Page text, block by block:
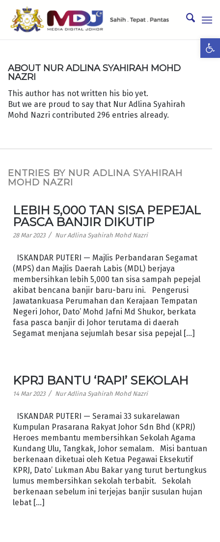
ABOUT NUR ADLINA SYAHIRAH MOHD
NAZRI
This author has not written his bio yet.
But we are proud to say that Nur Adlina Syahirah
Mohd Nazri contributed 296 entries already.
ENTRIES BY NUR ADLINA SYAHIRAH
MOHD NAZRI
LEBIH 5,000 TAN SISA PEPEJAL
PASCA BANJIR DIKUTIP
28 Mar 2023 / Nur Adlina Syahirah Mohd Nazri
ISKANDAR PUTERI — Majlis Perbandaran Segamat
(MPS) dan Majlis Daerah Labis (MDL) berjaya
membersihkan lebih 5,000 tan sisa sampah pepejal
akibat bencana banjir baru-baru ini. Pengerusi
Jawatankuasa Perumahan dan Kerajaan Tempatan
Negeri Johor, Dato’ Mohd Jafni Md Shukor, berkata
fasa pasca banjir di Johor terutama di daerah
Segamat menjana sejumlah besar sisa pepejal […]
KPRJ BANTU ‘RAPI’ SEKOLAH
14 Mar 2023 / Nur Adlina Syahirah Mohd Nazri
ISKANDAR PUTERI — Seramai 33 sukarelawan
Kumpulan Prasarana Rakyat Johor Sdn Bhd (KPRJ)
Heroes membantu membersihkan Sekolah Agama
Kundang Ulu, Tangkak, Johor semalam. Misi bantuan
berkenaan diketuai oleh Ketua Pegawai Eksekutif
KPRJ, Dato’ Lukman Abu Bakar yang turut bertungkus
lumus membersihkan sekolah terbabit. Sekolah
berkenaan sebelum ini terjejas banjir susulan hujan
lebat […]